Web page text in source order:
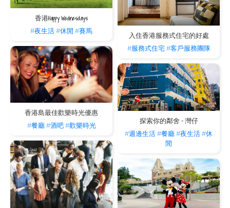
香港Happy Wednesdays
#夜生活#休閒 #賽馬
入住香港服務式住宅的好處
#服務式住宅 #客戶服務團隊
香港島最佳歡樂時光優惠
#餐廳 #酒吧 #歡樂時光
探索你的鄰舍 - 灣仔
#週邊生活#餐廳#夜生活#休
閒